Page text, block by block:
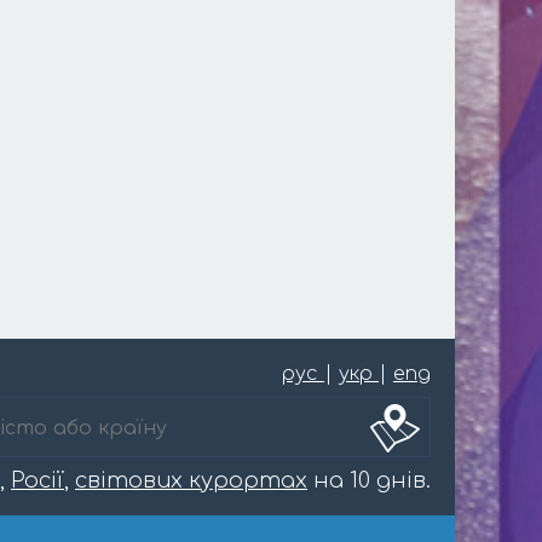
рус укр eng
, Росії, світових курортах на 10 днів.